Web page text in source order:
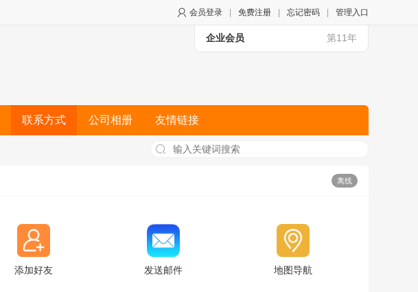
会员登录 免费注册 忘记密码 管理入口
企业会员 第11年
联系方式 公司相册 友情链接
离线
添加好友 发送邮件 地图导航